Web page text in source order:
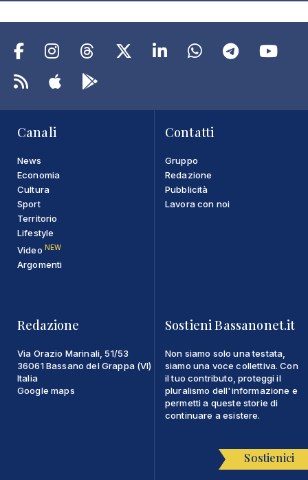
Canali
News
Economia
Cultura
Sport
Territorio
Lifestyle
Video NEW
Argomenti
Contatti
Gruppo
Redazione
Pubblicità
Lavora con noi
Redazione
Via Orazio Marinali, 51/53
36061 Bassano del Grappa (VI)
Italia
Google maps
Sostieni Bassanonet.it
Non siamo solo una testata,
siamo una voce collettiva. Con
il tuo contributo, proteggi il
pluralismo dell'informazione e
permetti a queste storie di
continuare a esistere.
Sostienici